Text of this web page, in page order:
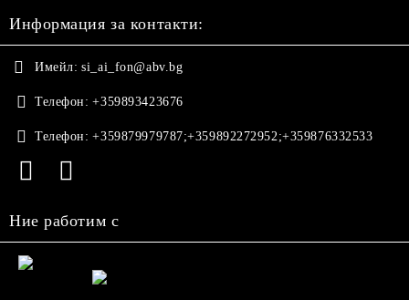
Информация за контакти:
Имейл: si_ai_fon@abv.bg
Телефон: +359893423676
Телефон: +359879979787;+359892272952;+359876332533
Ние работим с